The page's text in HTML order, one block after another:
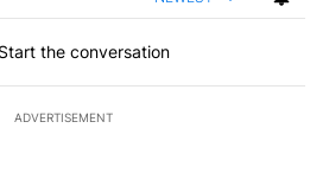
Start the conversation
ADVERTISEMENT